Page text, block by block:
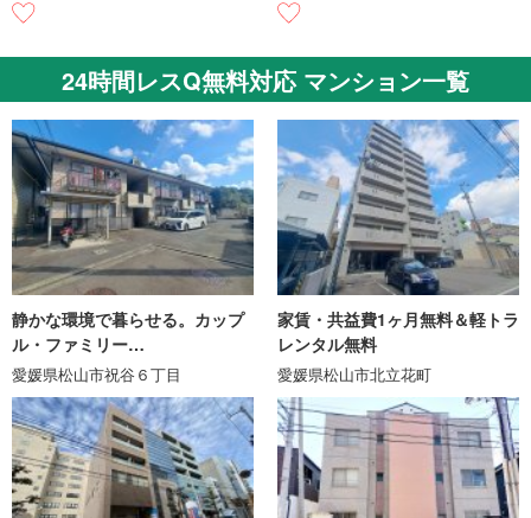
24時間レスQ無料対応 マンション一覧
静かな環境で暮らせる。カップ
ル・ファミリー…
愛媛県松山市祝谷６丁目
家賃・共益費1ヶ月無料＆軽トラ
レンタル無料
愛媛県松山市北立花町